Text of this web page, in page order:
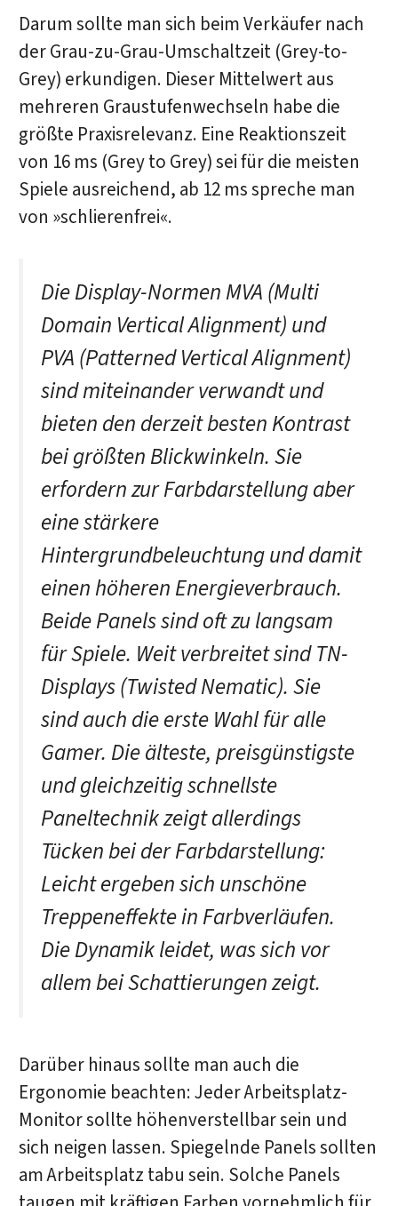
Darum sollte man sich beim Verkäufer nach
der Grau-zu-Grau-Umschaltzeit (Grey-to-
Grey) erkundigen. Dieser Mittelwert aus
mehreren Graustufenwechseln habe die
größte Praxisrelevanz. Eine Reaktionszeit
von 16 ms (Grey to Grey) sei für die meisten
Spiele ausreichend, ab 12 ms spreche man
von »schlierenfrei«.
Die Display-Normen MVA (Multi
Domain Vertical Alignment) und
PVA (Patterned Vertical Alignment)
sind miteinander verwandt und
bieten den derzeit besten Kontrast
bei größten Blickwinkeln. Sie
erfordern zur Farbdarstellung aber
eine stärkere
Hintergrundbeleuchtung und damit
einen höheren Energieverbrauch.
Beide Panels sind oft zu langsam
für Spiele. Weit verbreitet sind TN-
Displays (Twisted Nematic). Sie
sind auch die erste Wahl für alle
Gamer. Die älteste, preisgünstigste
und gleichzeitig schnellste
Paneltechnik zeigt allerdings
Tücken bei der Farbdarstellung:
Leicht ergeben sich unschöne
Treppeneffekte in Farbverläufen.
Die Dynamik leidet, was sich vor
allem bei Schattierungen zeigt.
Darüber hinaus sollte man auch die
Ergonomie beachten: Jeder Arbeitsplatz-
Monitor sollte höhenverstellbar sein und
sich neigen lassen. Spiegelnde Panels sollten
am Arbeitsplatz tabu sein. Solche Panels